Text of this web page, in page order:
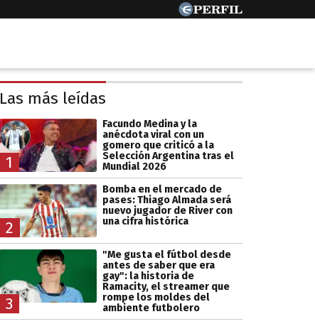
Las más leídas
1
Facundo Medina y la
anécdota viral con un
gomero que criticó a la
Selección Argentina tras el
Mundial 2026
2
Bomba en el mercado de
pases: Thiago Almada será
nuevo jugador de River con
una cifra histórica
3
"Me gusta el fútbol desde
antes de saber que era
gay": la historia de
Ramacity, el streamer que
rompe los moldes del
ambiente futbolero